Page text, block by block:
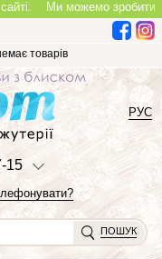
Ми можемо зробити
товарів
15
РУС
ПОШУК